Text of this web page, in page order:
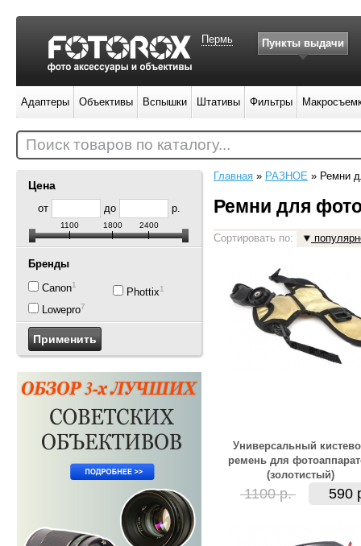
Цена
от до р.
1100 1800 2400
Бренды
Canon1
Lowepro7
Phottix1
Главная » РАЗНОЕ » Ремни
Ремни для
Сортировать по:
Универсальный
ремень для
(золотистый)
1100 р. 590
Пермь Пункты выдачи
Адаптеры Объективы Вспышки Штативы Фильтры
Поиск товаров по каталогу...